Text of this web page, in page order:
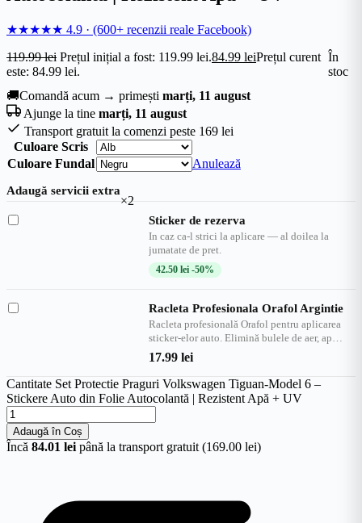
★★★★★ 4.9 · (600+ recenzii reale Facebook)
119.99lei Prețul inițial a fost: 119.99 lei.84.99 leiPrețul curent
este: 84.99 lei.
În
stoc
🚚Comandă acum → primești marți, 11 august
Ajunge la tine marți, 11 august
Transport gratuit la comenzi peste 169 lei
Culoare Scris
Culoare Fundal
Anulează
Adaugă servicii extra
×2
Sticker de rezerva
In caz ca-l strici la aplicare — al doilea la
jumatate de pret.
42.50lei -50%
Racleta Profesionala Orafol Argintie
Racleta profesională Orafol pentru aplicarea
sticker-elor auto. Elimină bulele de aer, ap…
17.99lei
Cantitate Set Protectie Praguri Volkswagen Tiguan-Model 6 –
Stickere Auto din Folie Autocolantă | Rezistent Apă + UV
Adaugă în Coș
Încă 84.01 lei până la transport gratuit (169.00 lei)